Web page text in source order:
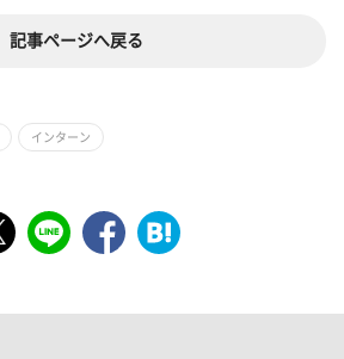
記事ページへ戻る
インターン